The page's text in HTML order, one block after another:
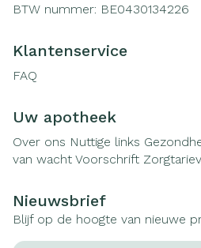
BTW nummer: BE0430134226
Klantenservice
FAQ
Uw apotheek
Over ons Nuttige links
van wacht Voorschrift
Nieuwsbrief
Blijf op de hoogte van nieuwe